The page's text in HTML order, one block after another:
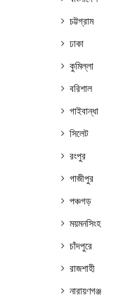
চট্টগ্রাম
ঢাকা
কুমিল্লা
বরিশাল
গাইবান্ধা
সিলেট
রংপুর
গাজীপুর
পঞ্চগড়
ময়মনসিংহ
চাঁদপুরে
রাজশাহী
নারায়ণগঞ্জ